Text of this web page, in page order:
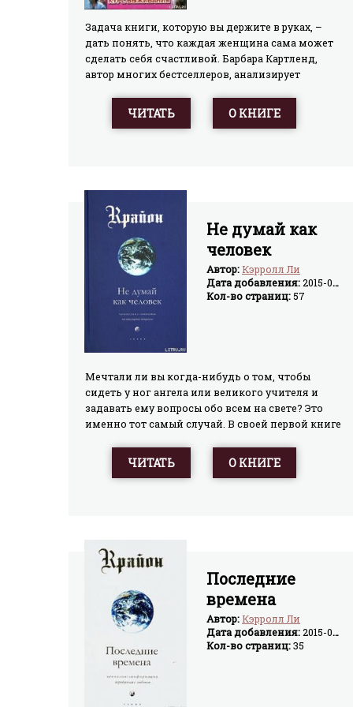
Задача книги, которую вы держите в руках, –
дать понять, что каждая женщина сама может
сделать себя счастливой. Барбара Картленд,
автор многих бестселлеров, анализирует
наших дней. Советы прославленной
писательницы помогут вам обрести
ЧИТАТЬ О КНИГЕ
Не думай как
человек
Автор:Кэрролл Ли
Дата добавления:2015-04-24
Кол-во страниц: 57
Мечтали ли вы когда-нибудь о том, чтобы
сидеть у ног ангела или великого учителя и
задавать ему вопросы обо всем на свете? Это
именно тот самый случай. В своей первой книге
стороне явлений, о том, какое ...
ЧИТАТЬ О КНИГЕ
Последние
времена
Автор:Кэрролл Ли
Дата добавления:2015-04-24
Кол-во страниц:35